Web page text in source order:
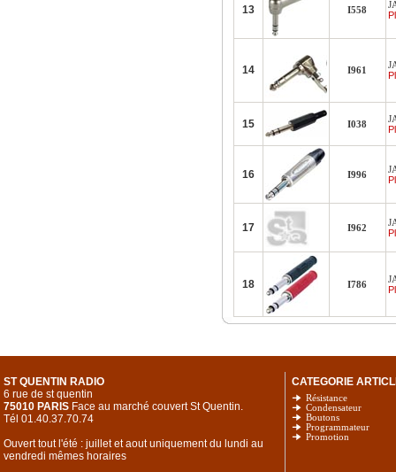
13 I558
14 I961
15 I038
16 I996
17 I962
18 I786
ST QUENTIN RADIO
6 rue de st quentin
75010 PARIS Face au marché couvert St Quentin.
Tél 01.40.37.70.74
Ouvert tout l'été : juillet et aout uniquement du lundi au
vendredi mêmes horaires
CATEGORIE
Résistance
Condensateur
Boutons
Programmateur
Promotion